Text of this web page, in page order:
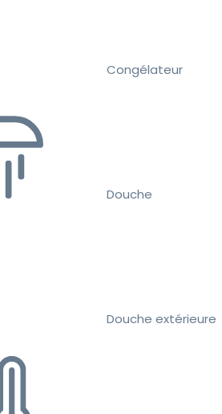
Congélateur
Douche
Douche extérieure